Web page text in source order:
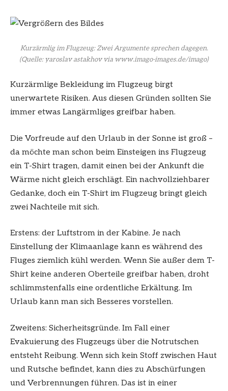
Kurzärmlig im Flugzeug: Zwei Argumente sprechen dagegen.
(Quelle: yaroslav astakhov via www.imago-images.de/imago)
Kurzärmlige Bekleidung im Flugzeug birgt
unerwartete Risiken. Aus diesen Gründen sollten Sie
immer etwas Langärmliges greifbar haben.
Die Vorfreude auf den Urlaub in der Sonne ist groß –
da möchte man schon beim Einsteigen ins Flugzeug
ein T-Shirt tragen, damit einen bei der Ankunft die
Wärme nicht gleich erschlägt. Ein nachvollziehbarer
Gedanke, doch ein T-Shirt im Flugzeug bringt gleich
zwei Nachteile mit sich.
Erstens: der Luftstrom in der Kabine. Je nach
Einstellung der Klimaanlage kann es während des
Fluges ziemlich kühl werden. Wenn Sie außer dem T-
Shirt keine anderen Oberteile greifbar haben, droht
schlimmstenfalls eine ordentliche Erkältung. Im
Urlaub kann man sich Besseres vorstellen.
Zweitens: Sicherheitsgründe. Im Fall einer
Evakuierung des Flugzeugs über die Notrutschen
entsteht Reibung. Wenn sich kein Stoff zwischen Haut
und Rutsche befindet, kann dies zu Abschürfungen
und Verbrennungen führen. Das ist in einer